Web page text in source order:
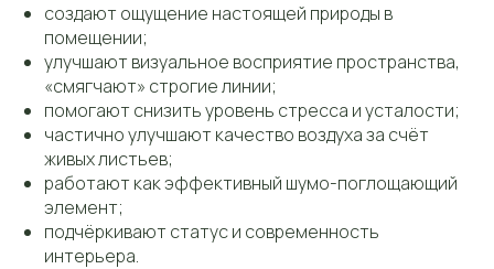
создают ощущение настоящей природы в
помещении;
улучшают визуальное восприятие пространства,
«смягчают» строгие линии;
помогают снизить уровень стресса и усталости;
частично улучшают качество воздуха за счёт
живых листьев;
работают как эффективный шумо-поглощающий
элемент;
подчёркивают статус и современность
интерьера.